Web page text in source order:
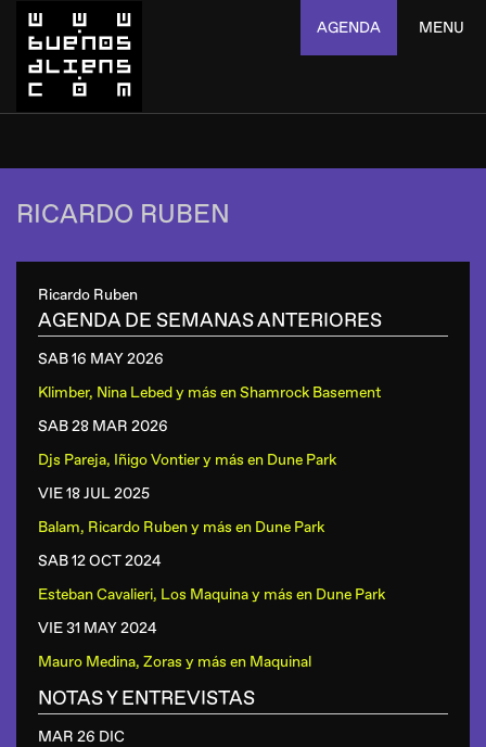
AGENDA MENU
RICARDO RUBEN
Ricardo Ruben
AGENDA DE SEMANAS ANTERIORES
SAB 16 MAY2026
Klimber, Nina Lebed y más enShamrock Basement
SAB 28 MAR 2026
Djs Pareja, Iñigo Vontier y más en Dune Park
VIE 18 JUL2025
Balam, Ricardo Ruben y más en Dune Park
SAB 12 OCT2024
Esteban Cavalieri, Los Maquina y más en Dune Park
VIE 31 MAY2024
Mauro Medina, Zoras y más en Maquinal
NOTAS Y ENTREVISTAS
MAR 26 DIC